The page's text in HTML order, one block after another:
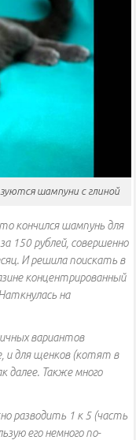
шампуни с глиной
кончился шампунь для
150 рублей, совершенно
И решила поискать в
концентрированный
на
вариантов
и для щенков (котят в
далее. Также много
разводить 1 к 5 (часть
его немного по-